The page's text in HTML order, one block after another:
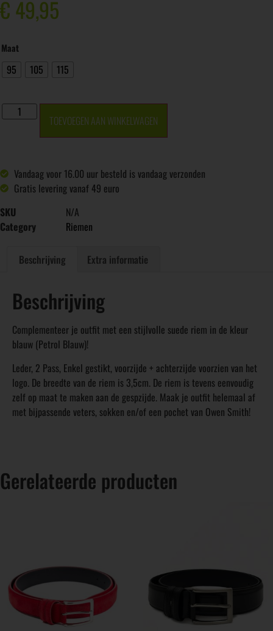
€49,95
Maat
95 105 115
TOEVOEGEN AAN WINKELWAGEN
Vandaag voor 16.00 uur besteld is vandaag verzonden
Gratis levering vanaf 49 euro
SKU
N/A
Category
Riemen
Beschrijving Extra informatie
Beschrijving
Complementeer je outfit met een stijlvolle suede riem in de kleur
blauw (Petrol Blauw)!
Leder, 2 Pass, Enkel gestikt, voorzijde + achterzijde voorzien van het
logo. De breedte van de riem is 3,5cm. De riem is tevens eenvoudig
zelf op maat te maken aan de gespzijde. Maak je outfit helemaal af
met bijpassende veters, sokken en/of een pochet van Owen Smith!
Gerelateerde producten